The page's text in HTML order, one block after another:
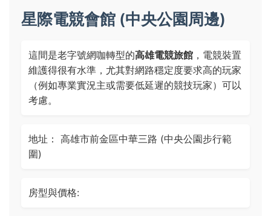
星際電競會館 (中央公園周邊)
這間是老字號網咖轉型的高雄電競旅館 ，電競裝置
維護得很有水準，尤其對網路穩定度要求高的玩家
（例如專業實況主或需要低延遲的競技玩家）可以
考慮。
地址： 高雄市前金區中華三路 (中央公園步行範
圍)
房型與價格: